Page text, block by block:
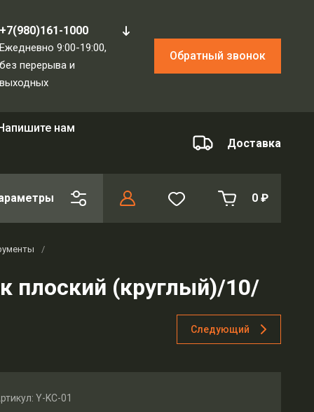
+7(980)161-1000
Ежедневно 9:00-19:00,
без перерыва и
выходных
Обратный звонок
нам
Доставка
0 ₽
/
плоский (круглый)/10/
Следующий
Y-KC-01